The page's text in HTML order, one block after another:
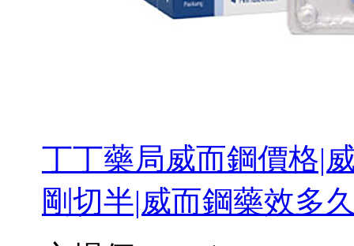
丁丁藥局威而鋼價格|
剛切半|威而鋼藥效多